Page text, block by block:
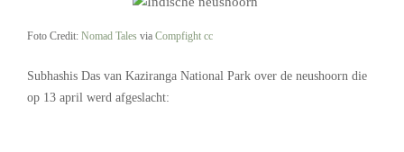
Foto Credit: Nomad Tales via Compfight cc
Subhashis Das van Kaziranga National Park over de neushoorn die
op 13 april werd afgeslacht: